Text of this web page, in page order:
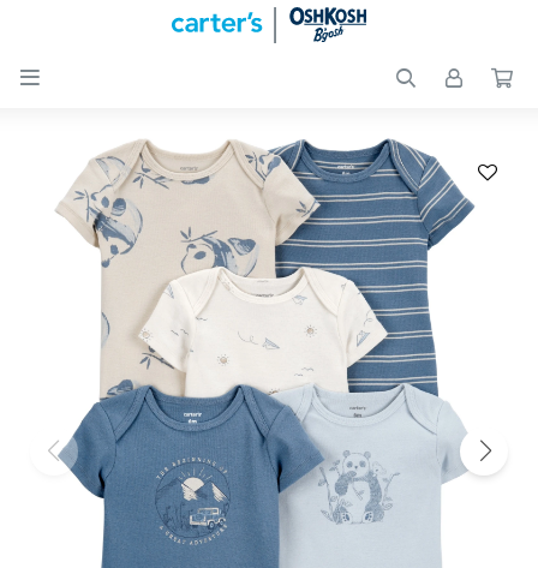

Nuevos
nacidos
Bebés
Carter
OUTLET